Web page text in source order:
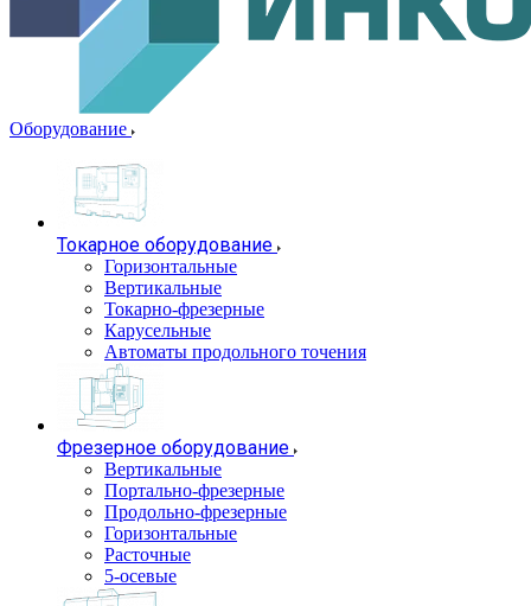
Оборудование
Токарное оборудование
Горизонтальные
Вертикальные
Токарно-фрезерные
Карусельные
Автоматы продольного точения
Фрезерное оборудование
Вертикальные
Портально-фрезерные
Продольно-фрезерные
Горизонтальные
Расточные
5-осевые